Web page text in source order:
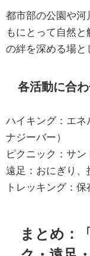
都市部の公園や河
もにとって自然
の絆を深める場と
各活動に合
ハイキング：エネ
ナジーバー）
ピクニック：サ
遠足：おにぎり、
トレッキング：
まとめ：